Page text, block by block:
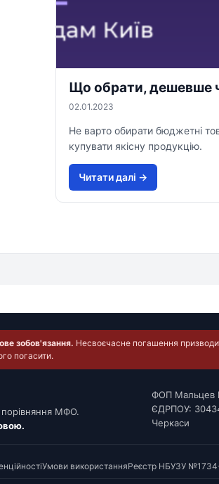
Що обрати, дешевше
02.01.2023
Не варто обирати бюджетні
купувати якісну продукцію.
Читати далi →
зобов'язання. Несвоєчасне погашення
погасити.
порівняння МФО.
ФОП Мальцев
ЄДРПОУ:
Черкаси
Умови використанняРеєстр НБУЗУ